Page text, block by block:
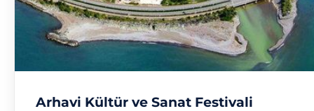
Arhavi Kültür ve Sanat Festivali